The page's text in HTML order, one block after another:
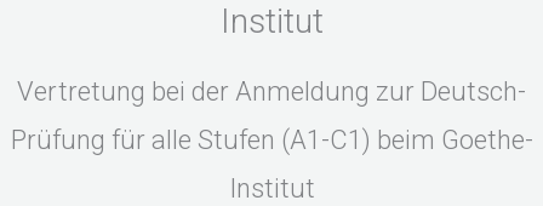
Institut
Vertretung bei der Anmeldung zur Deutsch-
Prüfung für alle Stufen (A1-C1) beim Goethe-
Institut